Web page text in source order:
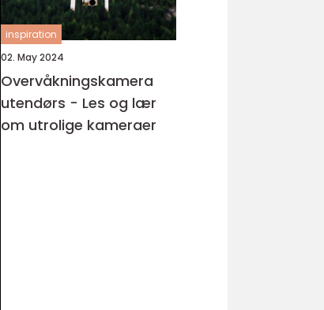
inspiration
02. May 2024
Overvåkningskamera
utendørs - Les og lær
om utrolige kameraer